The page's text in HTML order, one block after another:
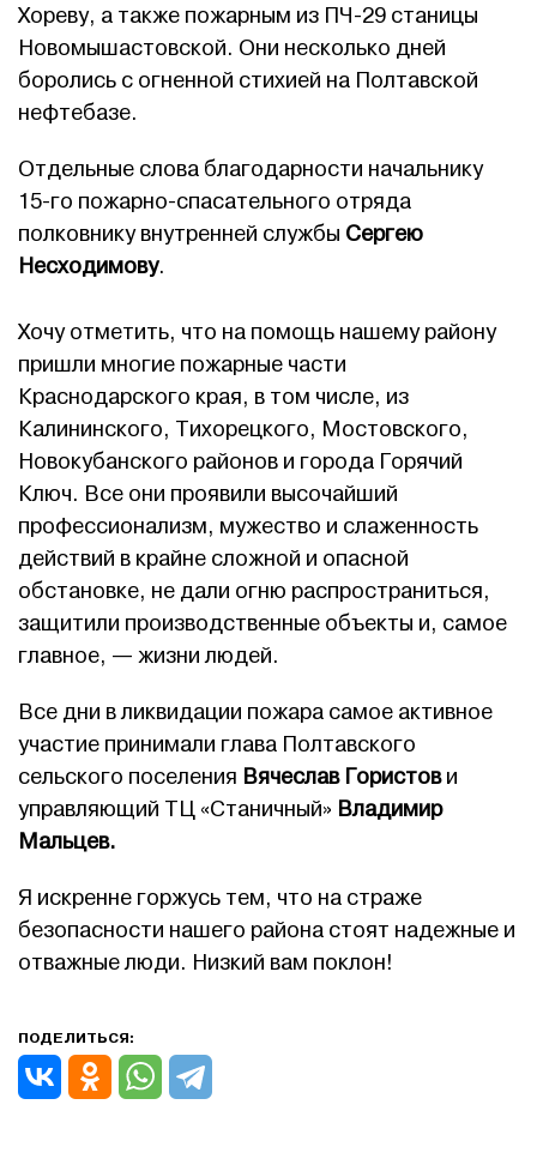
Хореву, а также пожарным из ПЧ-29 станицы
Новомышастовской. Они несколько дней
боролись с огненной стихией на Полтавской
нефтебазе.
Отдельные слова благодарности начальнику
15-го пожарно-спасательного отряда
полковнику внутренней службы Сергею
Несходимову.
Хочу отметить, что на помощь нашему району
пришли многие пожарные части
Краснодарского края, в том числе, из
Калининского, Тихорецкого, Мостовского,
Новокубанского районов и города Горячий
Ключ. Все они проявили высочайший
профессионализм, мужество и слаженность
действий в крайне сложной и опасной
обстановке, не дали огню распространиться,
защитили производственные объекты и, самое
главное, — жизни людей.
Все дни в ликвидации пожара самое активное
участие принимали глава Полтавского
сельского поселения Вячеслав Гористови
управляющий ТЦ «Станичный» Владимир
Мальцев.
Я искренне горжусь тем, что на страже
безопасности нашего района стоят надежные и
отважные люди. Низкий вам поклон!
ПОДЕЛИТЬСЯ: